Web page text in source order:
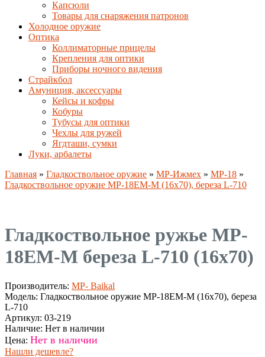
Капсюли
Товары для снаряжения патронов
Холодное оружие
Оптика
Коллиматорные прицелы
Крепления для оптики
Приборы ночного видения
Страйкбол
Амуниция, аксессуары
Кейсы и кофры
Кобуры
Тубусы для оптики
Чехлы для ружей
Ягдташи, сумки
Луки, арбалеты
Главная » Гладкоствольное оружие » MP-Ижмех » MP-18 »
Гладкоствольное оружие МР-18ЕМ-М (16х70), береза L-710
Гладкоствольное ружье MP-
18EM-M береза L-710 (16х70)
Производитель: MP- Baikal
Модель: Гладкоствольное оружие МР-18ЕМ-М (16х70), береза
L-710
Артикул: 03-219
Наличие: Нет в наличии
Цена: Нет в наличии
Нашли дешевле?